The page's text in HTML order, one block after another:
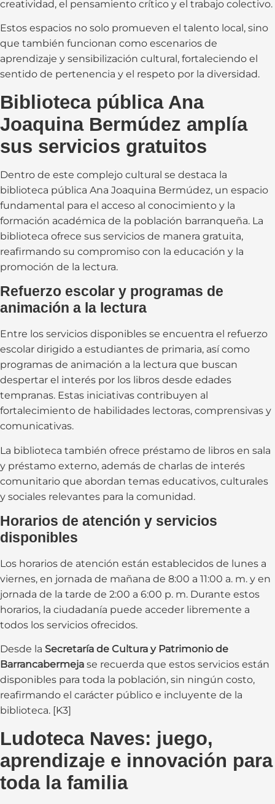
creatividad, el pensamiento crítico y el trabajo colectivo.
Estos espacios no solo promueven el talento local, sino
que también funcionan como escenarios de
aprendizaje y sensibilización cultural, fortaleciendo el
sentido de pertenencia y el respeto por la diversidad.
Biblioteca pública Ana
Joaquina Bermúdez amplía
sus servicios gratuitos
Dentro de este complejo cultural se destaca la
biblioteca pública Ana Joaquina Bermúdez, un espacio
fundamental para el acceso al conocimiento y la
formación académica de la población barranqueña. La
biblioteca ofrece sus servicios de manera gratuita,
reafirmando su compromiso con la educación y la
promoción de la lectura.
Refuerzo escolar y programas de
animación a la lectura
Entre los servicios disponibles se encuentra el refuerzo
escolar dirigido a estudiantes de primaria, así como
programas de animación a la lectura que buscan
despertar el interés por los libros desde edades
tempranas. Estas iniciativas contribuyen al
fortalecimiento de habilidades lectoras, comprensivas y
comunicativas.
La biblioteca también ofrece préstamo de libros en sala
y préstamo externo, además de charlas de interés
comunitario que abordan temas educativos, culturales
y sociales relevantes para la comunidad.
Horarios de atención y servicios
disponibles
Los horarios de atención están establecidos de lunes a
viernes, en jornada de mañana de 8:00 a 11:00 a. m. y en
jornada de la tarde de 2:00 a 6:00 p. m. Durante estos
horarios, la ciudadanía puede acceder libremente a
todos los servicios ofrecidos.
Desde la Secretaría de Cultura y Patrimonio de
Barrancabermeja se recuerda que estos servicios están
disponibles para toda la población, sin ningún costo,
reafirmando el carácter público e incluyente de la
biblioteca. [K3]
Ludoteca Naves: juego,
aprendizaje e innovación para
toda la familia